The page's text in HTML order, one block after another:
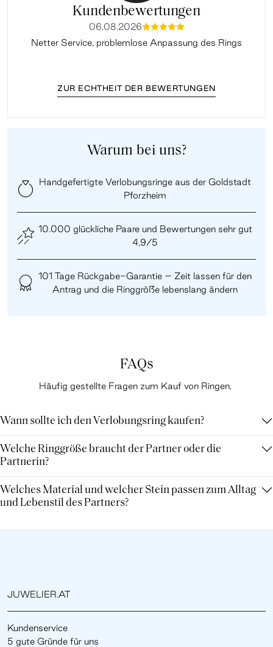
Kundenbewertungen
06.08.2026mmmmm
Netter Service, problemlose Anpassung des Rings
ZUR ECHTHEIT DER BEWERTUNGEN
Warum bei uns?
Handgefertigte Verlobungsringe aus der Goldstadt
Pforzheim
10.000 glückliche Paare und Bewertungen sehr gut
4,9/5
101 Tage Rückgabe-Garantie – Zeit lassen für den
Antrag und die Ringgröße lebenslang ändern
FAQs
Häufig gestellte Fragen zum Kauf von Ringen.
Wann sollte ich den Verlobungsring kaufen?
Welche Ringgröße braucht der Partner oder die
Partnerin?
Welches Material und welcher Stein passen zum Alltag
und Lebenstil des Partners?
JUWELIER.AT
Kundenservice
5 gute Gründe für uns